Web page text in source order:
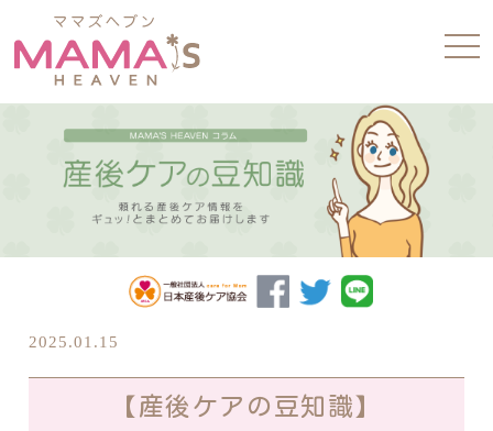
2025.01.15
【産後ケアの豆知識】